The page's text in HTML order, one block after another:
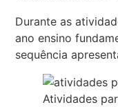
Durante as
ano ensino
sequência
Atividades